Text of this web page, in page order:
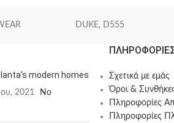
DUKE, D555
modern homes
2021
No
Σχετικά με εμάς
Όροι &
Πληροφορίες
Πληροφορίες